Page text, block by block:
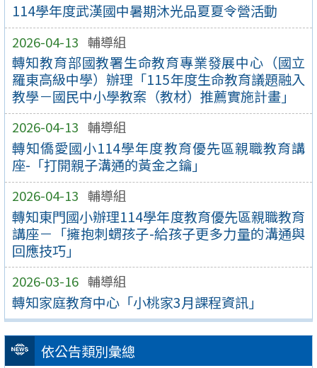
114學年度武漢國中暑期沐光品夏夏令營活動
2026-04-13 輔導組
轉知教育部國教署生命教育專業發展中心（國立
羅東高級中學）辦理「115年度生命教育議題融入
教學－國民中小學教案（教材）推薦實施計畫」
2026-04-13 輔導組
轉知僑愛國小114學年度教育優先區親職教育講
座-「打開親子溝通的黃金之鑰」
2026-04-13 輔導組
轉知東門國小辦理114學年度教育優先區親職教育
講座－「擁抱刺蝟孩子-給孩子更多力量的溝通與
回應技巧」
2026-03-16 輔導組
轉知家庭教育中心「小桃家3月課程資訊」
依公告類別彙總